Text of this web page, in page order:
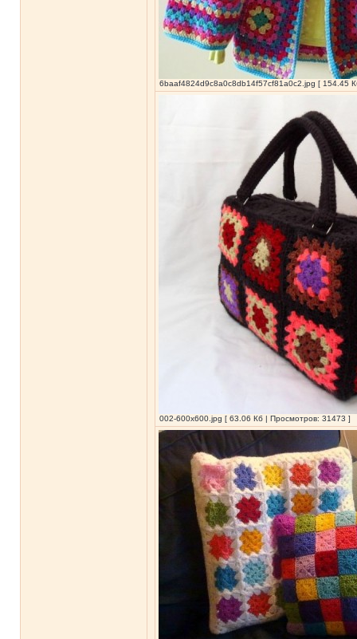
6baaf4824d9c8a0c8db14f57cf81a0c2.jpg [ 154.45
002-600x600.jpg [ 63.06 Кб | Просмотров: 31473 ]